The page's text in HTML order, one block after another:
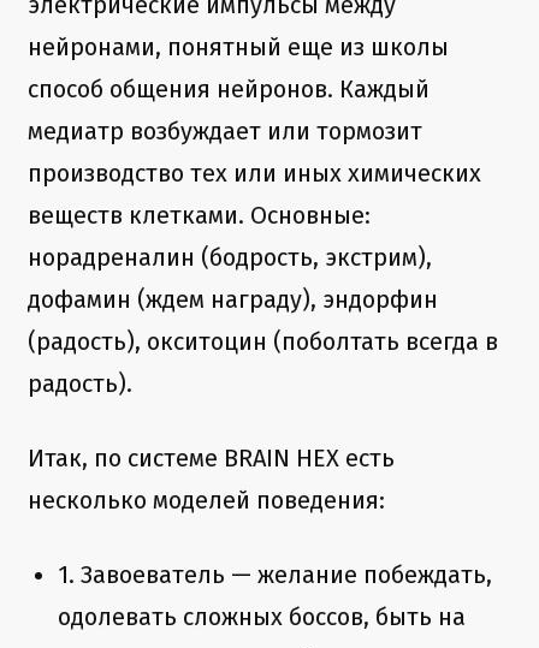
нейронами, понятный еще из школы
способ общения нейронов. Каждый
медиатр возбуждает или тормозит
производство тех или иных химических
веществ клетками. Основные:
норадреналин (бодрость, экстрим),
дофамин (ждем награду), эндорфин
(радость), окситоцин (поболтать всегда в
радость).
Итак, по системе BRAIN HEX есть
несколько моделей поведения:
1. Завоеватель — желание побеждать,
одолевать сложных боссов, быть на